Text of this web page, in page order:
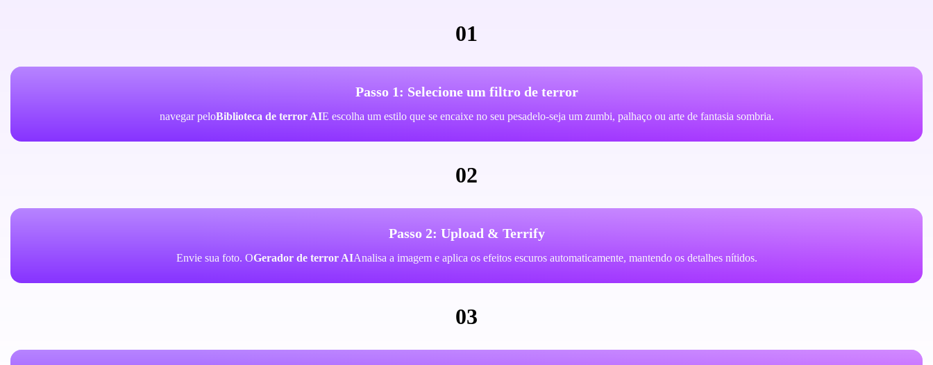
01
Passo 1: Selecione um filtro de terror
navegar peloBiblioteca de terror AIE escolha um estilo que se encaixe no seu pesadelo-seja um zumbi, palhaço ou arte de fantasia sombria.
02
Passo 2: Upload & Terrify
Envie sua foto. OGerador de terror AIAnalisa a imagem e aplica os efeitos escuros automaticamente, mantendo os detalhes nítidos.
03